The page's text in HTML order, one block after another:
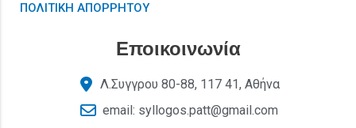
ΠΟΛΙΤΙΚΗ ΑΠΟΡΡΗΤΟΥ
Εποικοινωνία
Λ.Συγγρου 80-88, 117 41, Αθήνα
email: syllogos.patt@gmail.com